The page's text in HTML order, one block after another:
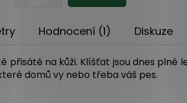
Hodnocení (1) Diskuze
na kůži. Klíšťat jsou dnes plné
domů vy nebo třeba váš pes.